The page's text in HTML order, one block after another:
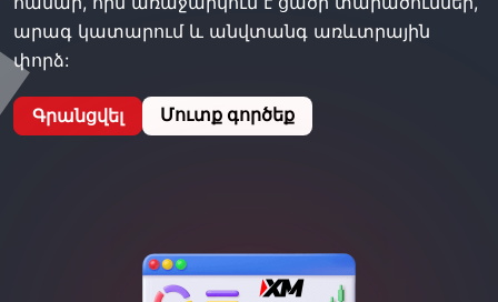
արագ կատարում և անվտանգ առևտրային
փորձ:
Գրանցվել Մուտք գործեք